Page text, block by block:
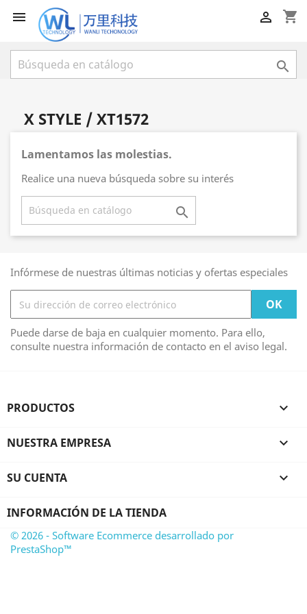
 shopping_cart


X STYLE / XT1572
Lamentamos las molestias.
Realice una nueva búsqueda sobre su interés

Infórmese de nuestras últimas noticias y ofertas especiales
Puede darse de baja en cualquier momento. Para ello,
consulte nuestra información de contacto en el aviso legal.
PRODUCTOS 
NUESTRA EMPRESA 
SU CUENTA 
INFORMACIÓN DE LA TIENDA
© 2026 - Software Ecommerce desarrollado por
PrestaShop™